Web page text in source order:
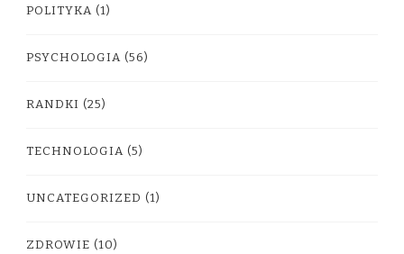
POLITYKA (1)
PSYCHOLOGIA (56)
RANDKI (25)
TECHNOLOGIA (5)
UNCATEGORIZED (1)
ZDROWIE (10)